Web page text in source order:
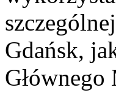
Gdańsk,
Głównego